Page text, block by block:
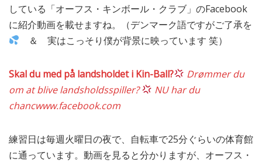
している「オーフス・キンボール・クラブ」のFacebook
に紹介動画を載せますね。（デンマーク語ですがご了承を
＆ 実はこっそり僕が背景に映っています 笑）
Skal du med på landsholdet i Kin-Ball?
Drømmer du
om at blive landsholdsspiller?
NU har du
chancwww.facebook.com
練習日は毎週火曜日の夜で、自転車で25分ぐらいの体育館
に通っています。動画を見ると分かりますが、オーフス・